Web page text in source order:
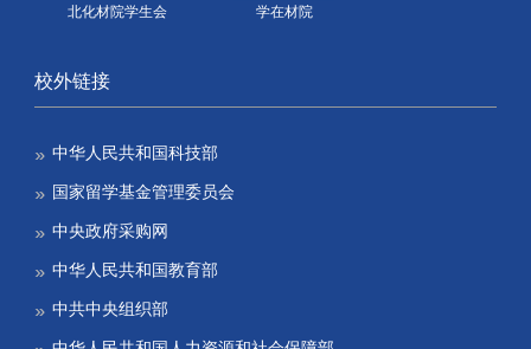
北化材院学生会 学在材院
校外链接
中华人民共和国科技部
国家留学基金管理委员会
中央政府采购网
中华人民共和国教育部
中共中央组织部